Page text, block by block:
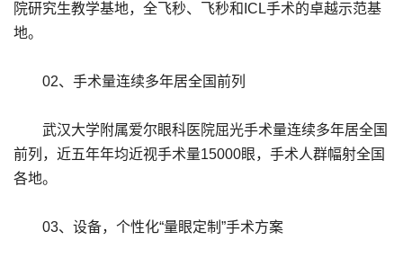
院研究生教学基地，全飞秒、飞秒和ICL手术的卓越示范基
地。
02、手术量连续多年居全国前列
武汉大学附属爱尔眼科医院屈光手术量连续多年居全国
前列，近五年年均近视手术量15000眼，手术人群幅射全国
各地。
03、设备，个性化“量眼定制”手术方案